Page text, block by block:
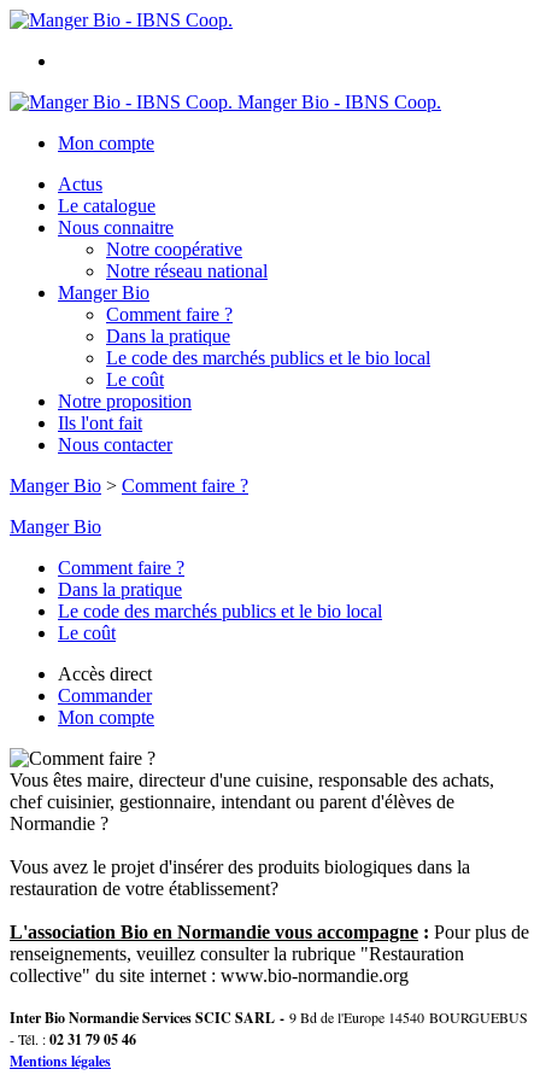
Manger Bio - IBNS Coop.
Mon compte
Actus
Le catalogue
Nous connaitre
Notre coopérative
Notre réseau national
Manger Bio
Comment faire ?
Dans la pratique
Le code des marchés publics et le bio local
Le coût
Notre proposition
Ils l'ont fait
Nous contacter
Manger Bio > Comment faire ?
Manger Bio
Comment faire ?
Dans la pratique
Le code des marchés publics et le bio local
Le coût
Accès direct
Commander
Mon compte
Vous êtes maire, directeur d'une cuisine, responsable des achats,
chef cuisinier, gestionnaire, intendant ou parent d'élèves de
Normandie ?
Vous avez le projet d'insérer des produits biologiques dans la
restauration de votre établissement?
L'association Bio en Normandie vous accompagne : Pour plus de
renseignements, veuillez consulter la rubrique "Restauration
collective" du site internet : www.bio-normandie.org
Inter Bio Normandie Services SCIC SARL - 9 Bd de l'Europe 14540 BOURGUEBUS
- Tél. :02 31 79 05 46
Mentions légales